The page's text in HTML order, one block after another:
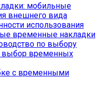
мобильные
внешнего вида
использования
временные накладки
по выбору
временных
с временными